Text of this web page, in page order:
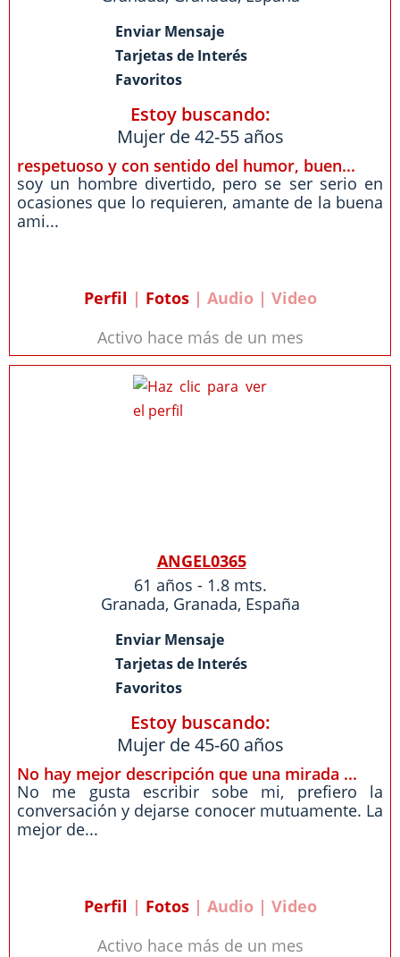
Enviar Mensaje
Tarjetas de Interés
Favoritos
Estoy buscando:
Mujer de 42-55 años
respetuoso y con sentido del humor, buen...
soy un hombre divertido, pero se ser serio en
ocasiones que lo requieren, amante de la buena
ami...
Perfil | Fotos| Audio | Video
Activo hace más de un mes
ANGEL0365
61 años - 1.8 mts.
Granada, Granada, España
Enviar Mensaje
Tarjetas de Interés
Favoritos
Estoy buscando:
Mujer de 45-60 años
No hay mejor descripción que una mirada ...
No me gusta escribir sobe mi, prefiero la
conversación y dejarse conocer mutuamente. La
mejor de...
Perfil | Fotos| Audio | Video
Activo hace más de un mes